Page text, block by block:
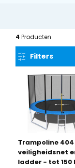
4Producten
Filters
Trampoline
veiligheidsnet
ladder - tot 150